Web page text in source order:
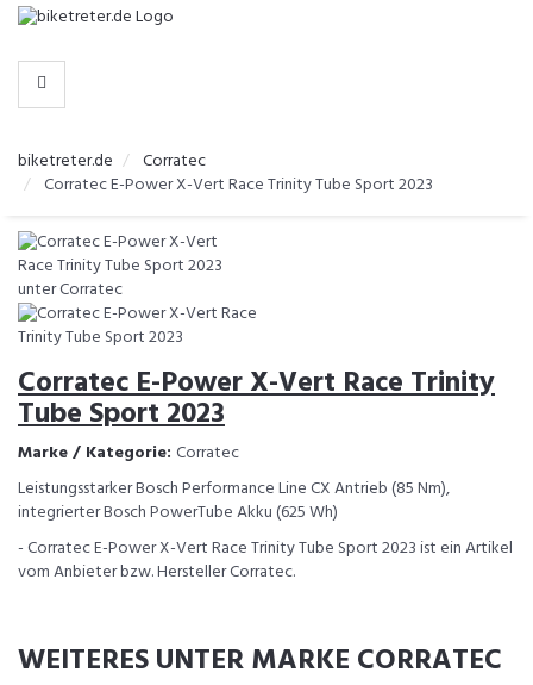
-
HERSTELLER
biketreter.de
Corratec
Corratec E-Power X-Vert Race Trinity Tube Sport 2023
Corratec E-Power X-Vert Race Trinity
Tube Sport 2023
Marke / Kategorie: Corratec
Leistungsstarker Bosch Performance Line CX Antrieb (85 Nm),
integrierter Bosch PowerTube Akku (625 Wh)
- Corratec E-Power X-Vert Race Trinity Tube Sport 2023 ist ein Artikel
vom Anbieter bzw. Hersteller Corratec.
WEITERES UNTER MARKE CORRATEC